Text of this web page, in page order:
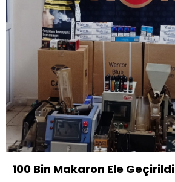
100 Bin Makaron Ele Geçirildi